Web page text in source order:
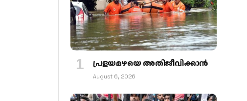
പ്രളയമഴയെ അതിജീവിക്കാന്‍
August 6, 2026